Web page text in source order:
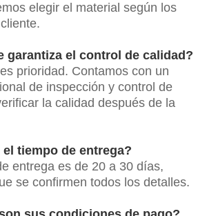
elegir el material según los
garantiza el control de calidad?
prioridad. Contamos con un
de inspección y control de
la calidad después de la
el tiempo de entrega?
entrega es de 20 a 30 días,
se confirmen todos los detalles.